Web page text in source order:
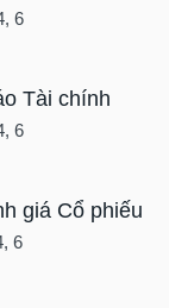
6
Tài chính
6
giá Cổ phiếu
6